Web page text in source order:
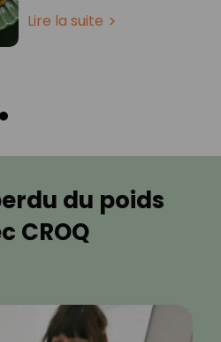
Lire la suite
du poids
CROQ